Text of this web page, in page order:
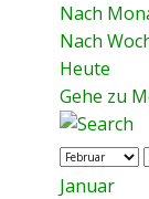
Nach
Nach
Heute
Gehe zu
Januar